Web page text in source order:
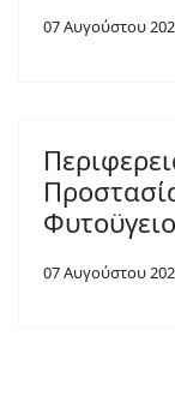
07 Αυγούστου
07 Αυγούστου